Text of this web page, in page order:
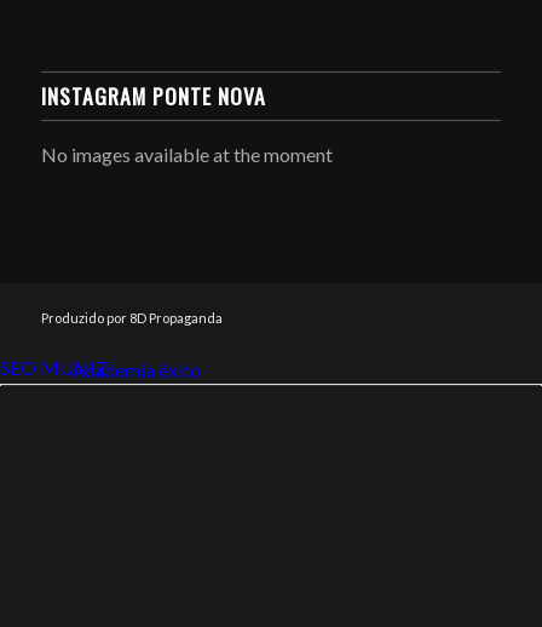
INSTAGRAM PONTE NOVA
No images available at the moment
Produzido por 8D Propaganda
SEO MUNIZ
Link112Academia êxito